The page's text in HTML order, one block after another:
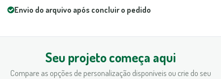
Envio do arquivo após concluir o pedido
Seu projeto começa aqui
Compare as opções de personalização disponíveis ou crie do seu